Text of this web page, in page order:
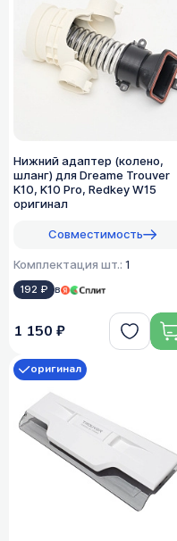
Нижний адаптер (колено,
шланг) для Dreame Trouver
K10, K10 Pro, Redkey W15
оригинал
Совместимость
Комплектация шт.: 1
192 ₽ в
1 150 ₽
оригинал